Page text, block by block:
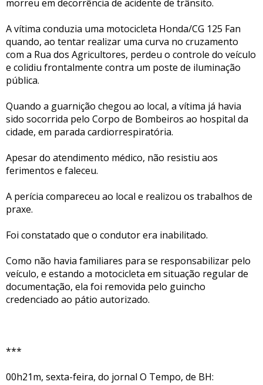
morreu em decorrência de acidente de trânsito.
A vítima conduzia uma motocicleta Honda/CG 125 Fan
quando, ao tentar realizar uma curva no cruzamento
com a Rua dos Agricultores, perdeu o controle do veículo
e colidiu frontalmente contra um poste de iluminação
pública.
Quando a guarnição chegou ao local, a vítima já havia
sido socorrida pelo Corpo de Bombeiros ao hospital da
cidade, em parada cardiorrespiratória.
Apesar do atendimento médico, não resistiu aos
ferimentos e faleceu.
A perícia compareceu ao local e realizou os trabalhos de
praxe.
Foi constatado que o condutor era inabilitado.
Como não havia familiares para se responsabilizar pelo
veículo, e estando a motocicleta em situação regular de
documentação, ela foi removida pelo guincho
credenciado ao pátio autorizado.
***
00h21m, sexta-feira, do jornal O Tempo, de BH: